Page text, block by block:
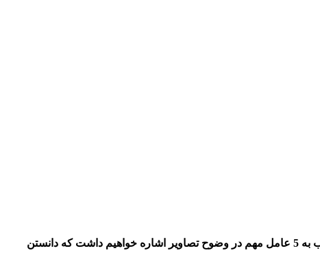
معنی و کاربرد وضوح تصاویر (Resolution) در سیستم های نظارت تصویر بر عکس درک عمومی افراد خیلی هم ساده نیست. در این مطلب به 5 عامل مهم در وضوح تصاویر اشاره خواهیم داشت که دانستن